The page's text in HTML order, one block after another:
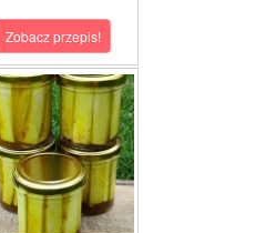
Zobacz przepis!